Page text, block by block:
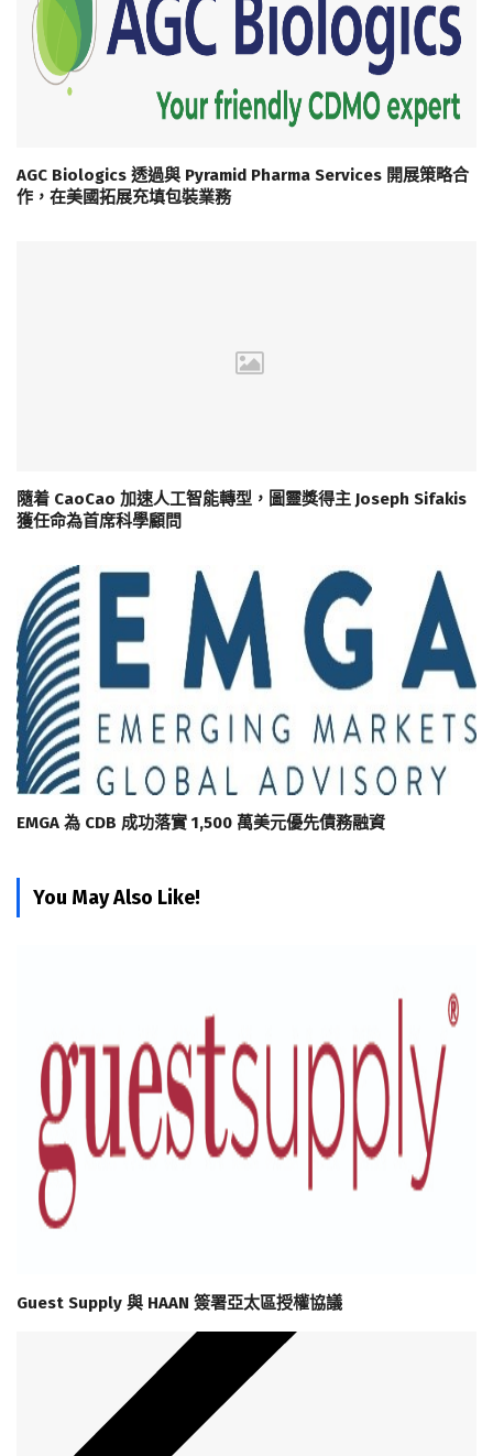
AGC Biologics 透過與 Pyramid Pharma Services 開展策略合
作，在美國拓展充填包裝業務
隨着 CaoCao 加速人工智能轉型，圖靈獎得主 Joseph Sifakis
獲任命為首席科學顧問
EMGA 為 CDB 成功落實 1,500 萬美元優先債務融資
You May Also Like!
Guest Supply 與 HAAN 簽署亞太區授權協議